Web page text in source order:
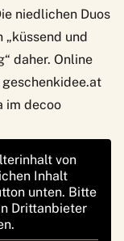
niedlichen Duos
und
daher. Online
geschenkidee.at
im decoo
von
Inhalt
unten. Bitte
Drittanbieter